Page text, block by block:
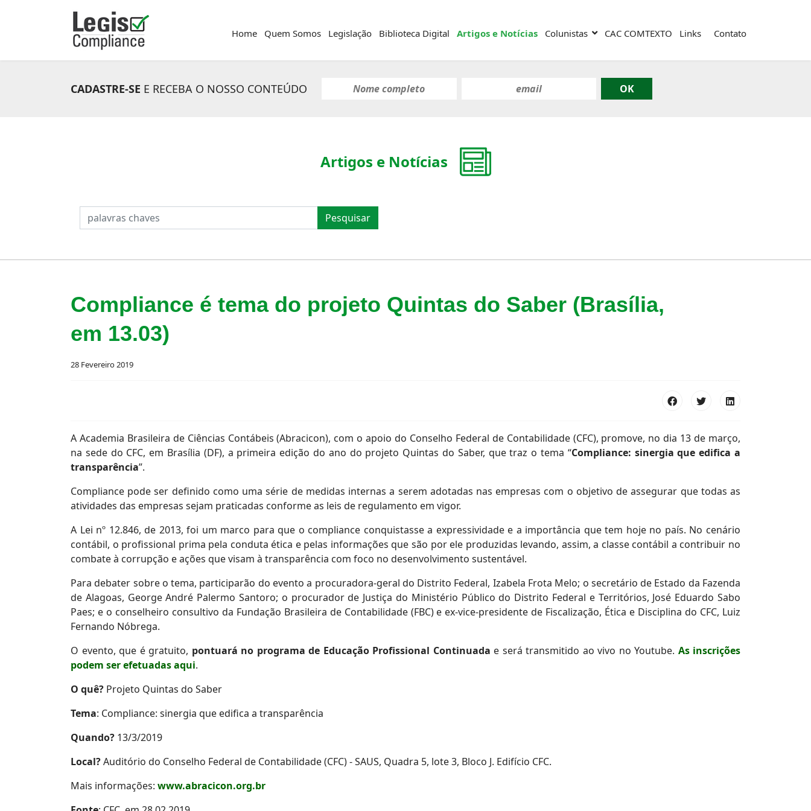
Home Quem Somos Legislação Biblioteca Digital Artigos e Notícias Colunistas CAC COMTEXTO Links Contato
CADASTRE-SE E RECEBA O NOSSO CONTEÚDO
PESQUISAR Pesquisar
Artigos e Notícias
Compliance é tema do projeto Quintas do Saber (Brasília,
em 13.03)
28 Fevereiro 2019
A Academia Brasileira de Ciências Contábeis (Abracicon), com o apoio do Conselho Federal de Contabilidade (CFC), promove, no dia 13 de março,
na sede do CFC, em Brasília (DF), a primeira edição do ano do projeto Quintas do Saber, que traz o tema “Compliance: sinergia que edifica a
transparência”.
Compliance pode ser definido como uma série de medidas internas a serem adotadas nas empresas com o objetivo de assegurar que todas as
atividades das empresas sejam praticadas conforme as leis de regulamento em vigor.
A Lei nº 12.846, de 2013, foi um marco para que o compliance conquistasse a expressividade e a importância que tem hoje no país. No cenário
contábil, o profissional prima pela conduta ética e pelas informações que são por ele produzidas levando, assim, a classe contábil a contribuir no
combate à corrupção e ações que visam à transparência com foco no desenvolvimento sustentável.
Para debater sobre o tema, participarão do evento a procuradora-geral do Distrito Federal, Izabela Frota Melo; o secretário de Estado da Fazenda
de Alagoas, George André Palermo Santoro; o procurador de Justiça do Ministério Público do Distrito Federal e Territórios, José Eduardo Sabo
Paes; e o conselheiro consultivo da Fundação Brasileira de Contabilidade (FBC) e ex-vice-presidente de Fiscalização, Ética e Disciplina do CFC, Luiz
Fernando Nóbrega.
O evento, que é gratuito, pontuará no programa de Educação Profissional Continuada e será transmitido ao vivo no Youtube. As inscrições
podem ser efetuadas aqui.
O quê? Projeto Quintas do Saber
Tema: Compliance: sinergia que edifica a transparência
Quando? 13/3/2019
Local?Auditório do Conselho Federal de Contabilidade (CFC) - SAUS, Quadra 5, lote 3, Bloco J. Edifício CFC.
Mais informações: www.abracicon.org.br